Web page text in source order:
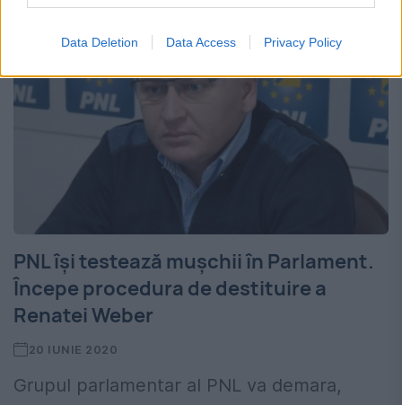
Data Deletion Data Access Privacy Policy
PNL își testează mușchii în Parlament.
Începe procedura de destituire a
Renatei Weber
20 IUNIE 2020
Grupul parlamentar al PNL va demara,